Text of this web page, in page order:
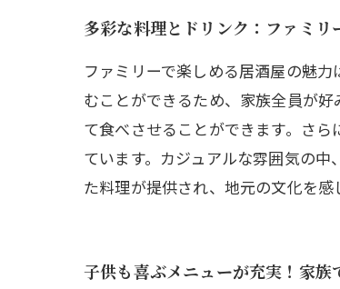
多彩な料理とドリンク：ファミ
ファミリーで楽しめる居酒屋の魅
むことができるため、家族全員が
て食べさせることができます。さ
ています。カジュアルな雰囲気の
た料理が提供され、地元の文化を感
子供も喜ぶメニューが充実！家族